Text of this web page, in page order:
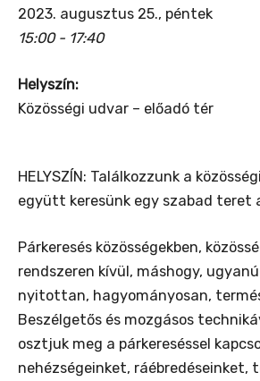
2023. augusztus 25., péntek
15:00 - 17:40
Helyszín:
Közösségi udvar – előadó tér
HELYSZÍN: Találkozzunk a
együtt keresünk egy szabad teret
Párkeresés közösségekben,
rendszeren kívül, máshogy,
nyitottan, hagyományosan,
Beszélgetős és mozgásos
osztjuk meg a párkereséssel
nehézségeinket, ráébredéseinket,